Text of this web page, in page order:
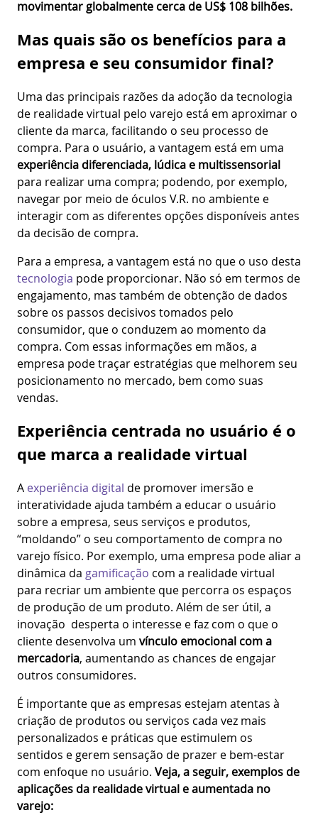
movimentar globalmente cerca de US$ 108 bilhões.
Mas quais são os benefícios para a
empresa e seu consumidor final?
Uma das principais razões da adoção da tecnologia
de realidade virtual pelo varejo está em aproximar o
cliente da marca, facilitando o seu processo de
compra. Para o usuário, a vantagem está em uma
experiência diferenciada, lúdica e multissensorial
para realizar uma compra; podendo, por exemplo,
navegar por meio de óculos V.R. no ambiente e
interagir com as diferentes opções disponíveis antes
da decisão de compra.
Para a empresa, a vantagem está no que o uso desta
tecnologia pode proporcionar. Não só em termos de
engajamento, mas também de obtenção de dados
sobre os passos decisivos tomados pelo
consumidor, que o conduzem ao momento da
compra. Com essas informações em mãos, a
empresa pode traçar estratégias que melhorem seu
posicionamento no mercado, bem como suas
vendas.
Experiência centrada no usuário é o
que marca a realidade virtual
A experiência digital de promover imersão e
interatividade ajuda também a educar o usuário
sobre a empresa, seus serviços e produtos,
“moldando” o seu comportamento de compra no
varejo físico. Por exemplo, uma empresa pode aliar a
dinâmica da gamificação com a realidade virtual
para recriar um ambiente que percorra os espaços
de produção de um produto. Além de ser útil, a
inovação desperta o interesse e faz com o que o
cliente desenvolva um vínculo emocional com a
mercadoria, aumentando as chances de engajar
outros consumidores.
É importante que as empresas estejam atentas à
criação de produtos ou serviços cada vez mais
personalizados e práticas que estimulem os
sentidos e gerem sensação de prazer e bem-estar
com enfoque no usuário. Veja, a seguir, exemplos de
aplicações da realidade virtual e aumentada no
varejo: